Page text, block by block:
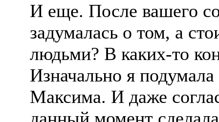
И еще. После вашего
задумалась о том, а
людьми? В каких-то
Изначально я
Максима. И даже